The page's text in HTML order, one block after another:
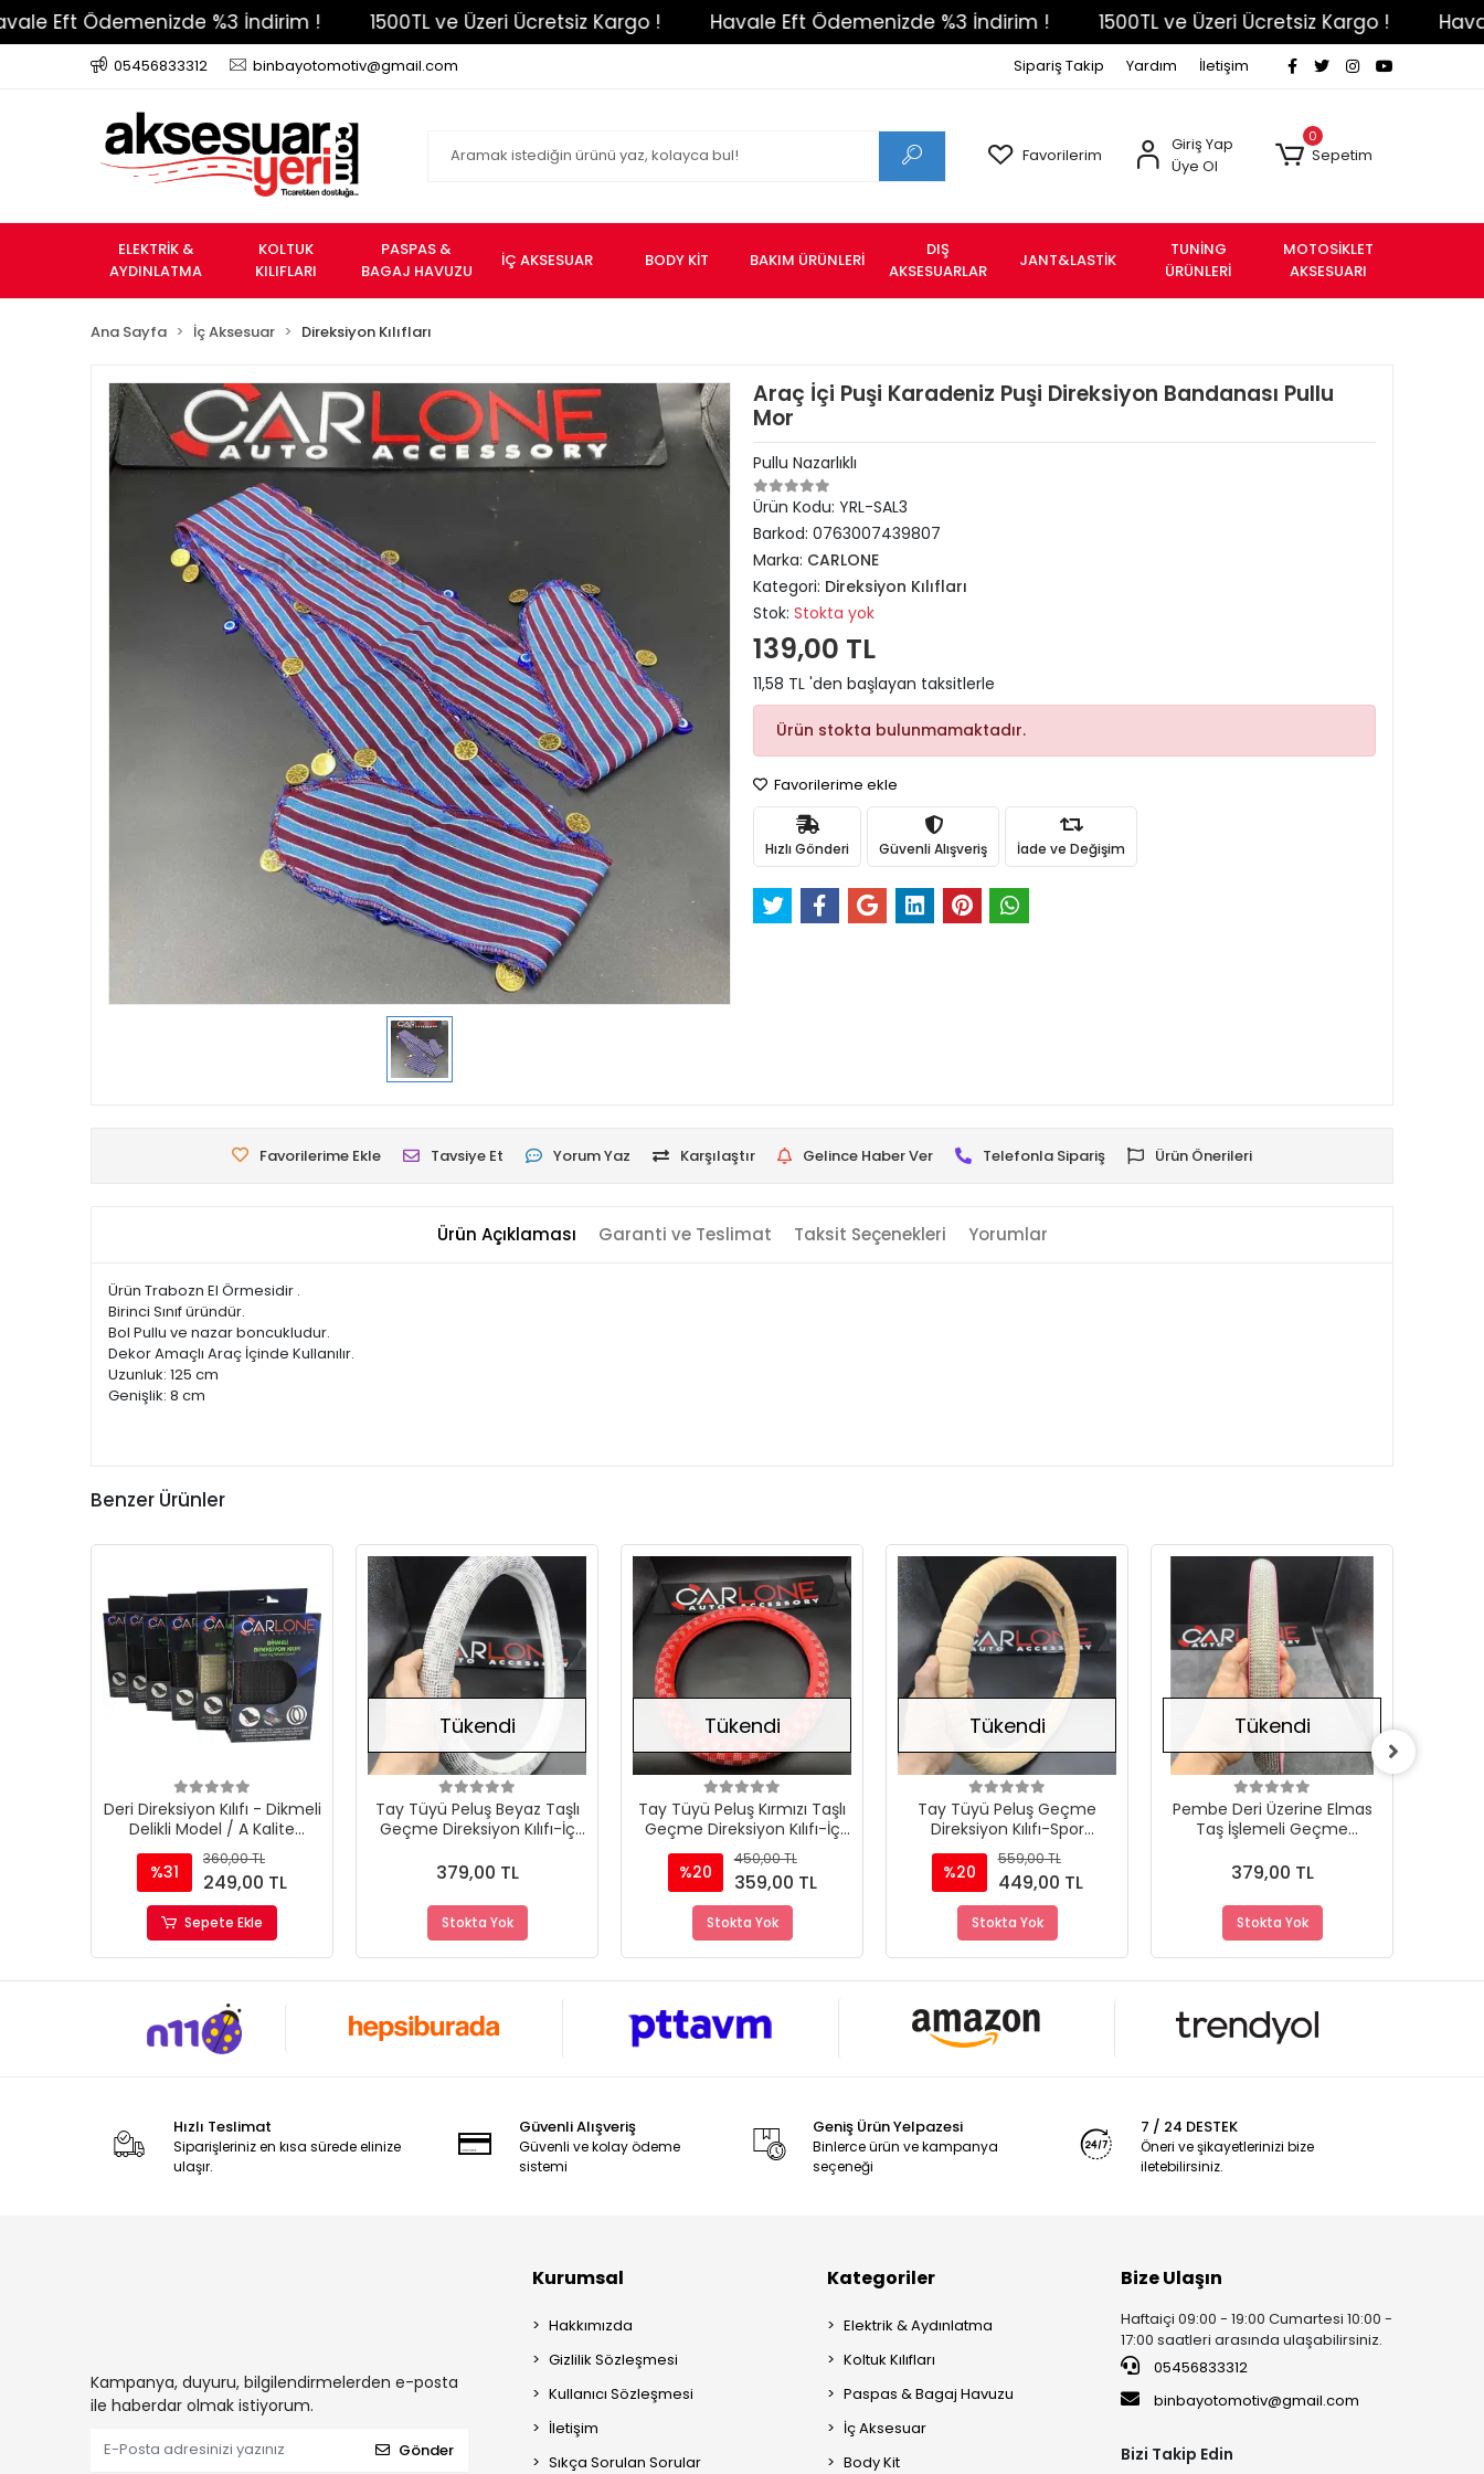
Ödemenizde %3 İndirim ! 1500TL ve Üzeri Ücretsiz Kargo ! Havale Eft Ödemenizde %3 İndirim ! 1500TL ve Üzeri Ücretsiz Kargo ! Havale
05456833312 binbayotomotiv@gmail.com Sipariş Takip Yardım İletişim
Favorilerim
Giriş Yap
Üye Ol
0
Sepetim
ELEKTRİK &
AYDINLATMA
KOLTUK
KILIFLARI
PASPAS &
BAGAJ HAVUZU
İÇ AKSESUAR BODY KİT BAKIM ÜRÜNLERİ
DIŞ
AKSESUARLAR
JANT&LASTİK
TUNİNG
ÜRÜNLERİ
MOTOSİKLET
AKSESUARI
Ana Sayfa İç Aksesuar Direksiyon Kılıfları
Araç İçi Puşi Karadeniz Puşi Direksiyon Bandanası Pullu
Mor
Pullu Nazarlıklı
Ürün Kodu: YRL-SAL3
Barkod: 0763007439807
Marka: CARLONE
Kategori: Direksiyon Kılıfları
Stok: Stokta yok
139,00 TL
11,58 TL 'den başlayan taksitlerle
Ürün stokta bulunmamaktadır.
Favorilerime ekle
Hızlı Gönderi Güvenli Alışveriş İade ve Değişim
Favorilerime Ekle Tavsiye Et Yorum Yaz Karşılaştır Gelince Haber Ver Telefonla Sipariş Ürün Önerileri
Ürün Açıklaması Garanti ve Teslimat Taksit Seçenekleri Yorumlar
Ürün Trabozn El Örmesidir .
Birinci Sınıf üründür.
Bol Pullu ve nazar boncukludur.
Dekor Amaçlı Araç İçinde Kullanılır.
Uzunluk: 125 cm
Genişlik: 8 cm
Benzer Ürünler
Deri Direksiyon Kılıfı - Dikmeli
Delikli Model / A Kalite
Kopmayan İp / Kokusuz
Ürün
%31
360,00 TL
249,00 TL
Sepete Ekle
Stokta Yok
Tükendi
Tay Tüyü Peluş Beyaz Taşlı
Geçme Direksiyon Kılıfı-İç
379,00 TL
Stokta Yok
Stokta Yok
Tükendi
Tay Tüyü Peluş Kırmızı Taşlı
Geçme Direksiyon Kılıfı-İç
32cm
%20
450,00 TL
359,00 TL
Stokta Yok
Stokta Yok
Tükendi
Tay Tüyü Peluş Geçme
Direksiyon Kılıfı-Spor
Görünüm-Bej-İç 32-Dış
38cm
%20
559,00 TL
449,00 TL
Stokta Yok
Stokta Yok
Tükendi
Pembe Deri Üzerine Elmas
Taş İşlemeli Geçme
Görünüm-38cm
379,00 TL
Stokta Yok
Hızlı Teslimat
Siparişleriniz en kısa sürede elinize
ulaşır.
Güvenli Alışveriş
Güvenli ve kolay ödeme
sistemi
Geniş Ürün Yelpazesi
Binlerce ürün ve kampanya
seçeneği
7 / 24 DESTEK
Öneri ve şikayetlerinizi bize
iletebilirsiniz.
Kampanya, duyuru, bilgilendirmelerden e-posta
ile haberdar olmak istiyorum.
Gönder
Kurumsal
Hakkımızda
Gizlilik Sözleşmesi
Kullanıcı Sözleşmesi
İletişim
Sıkça Sorulan Sorular
Kategoriler
Elektrik & Aydınlatma
Koltuk Kılıfları
Paspas & Bagaj Havuzu
İç Aksesuar
Body Kit
Bize Ulaşın
Haftaiçi 09:00 - 19:00 Cumartesi 10:00 -
17:00 saatleri arasında ulaşabilirsiniz.
05456833312
binbayotomotiv@gmail.com
Bizi Takip Edin